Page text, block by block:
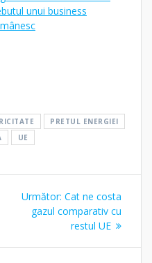
unui business
PRETUL ENERGIEI
UE
Următor: Articolul
următor:
Cat ne costa
gazul comparativ cu
restul UE